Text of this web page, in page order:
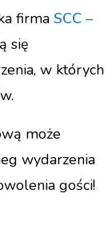
firma SCC –
się
w których
może
wydarzenia
gości!